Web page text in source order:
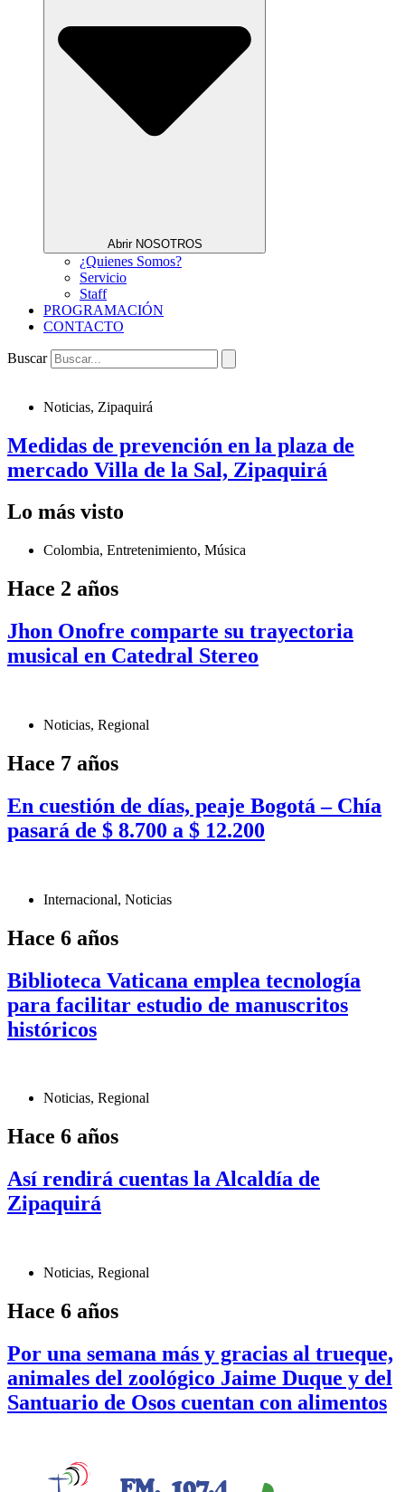
Abrir NOSOTROS
¿Quienes Somos?
Servicio
Staff
PROGRAMACIÓN
CONTACTO
Buscar
Noticias, Zipaquirá
Medidas de prevención en la plaza de
mercado Villa de la Sal, Zipaquirá
Lo más visto
Colombia, Entretenimiento, Música
Hace 2 años
Jhon Onofre comparte su trayectoria
musical en Catedral Stereo
Noticias, Regional
Hace 7 años
En cuestión de días, peaje Bogotá – Chía
pasará de $ 8.700 a $ 12.200
Internacional, Noticias
Hace 6 años
Biblioteca Vaticana emplea tecnología
para facilitar estudio de manuscritos
históricos
Noticias, Regional
Hace 6 años
Así rendirá cuentas la Alcaldía de
Zipaquirá
Noticias, Regional
Hace 6 años
Por una semana más y gracias al trueque,
animales del zoológico Jaime Duque y del
Santuario de Osos cuentan con alimentos